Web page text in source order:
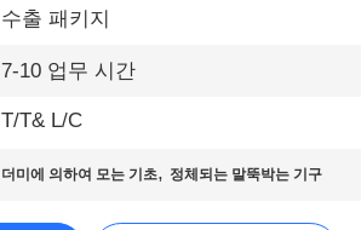
수출 패키지
7-10 업무 시간
T/T& L/C
더미에 의하여 모는 기초, 정체되는 말뚝박는 기구